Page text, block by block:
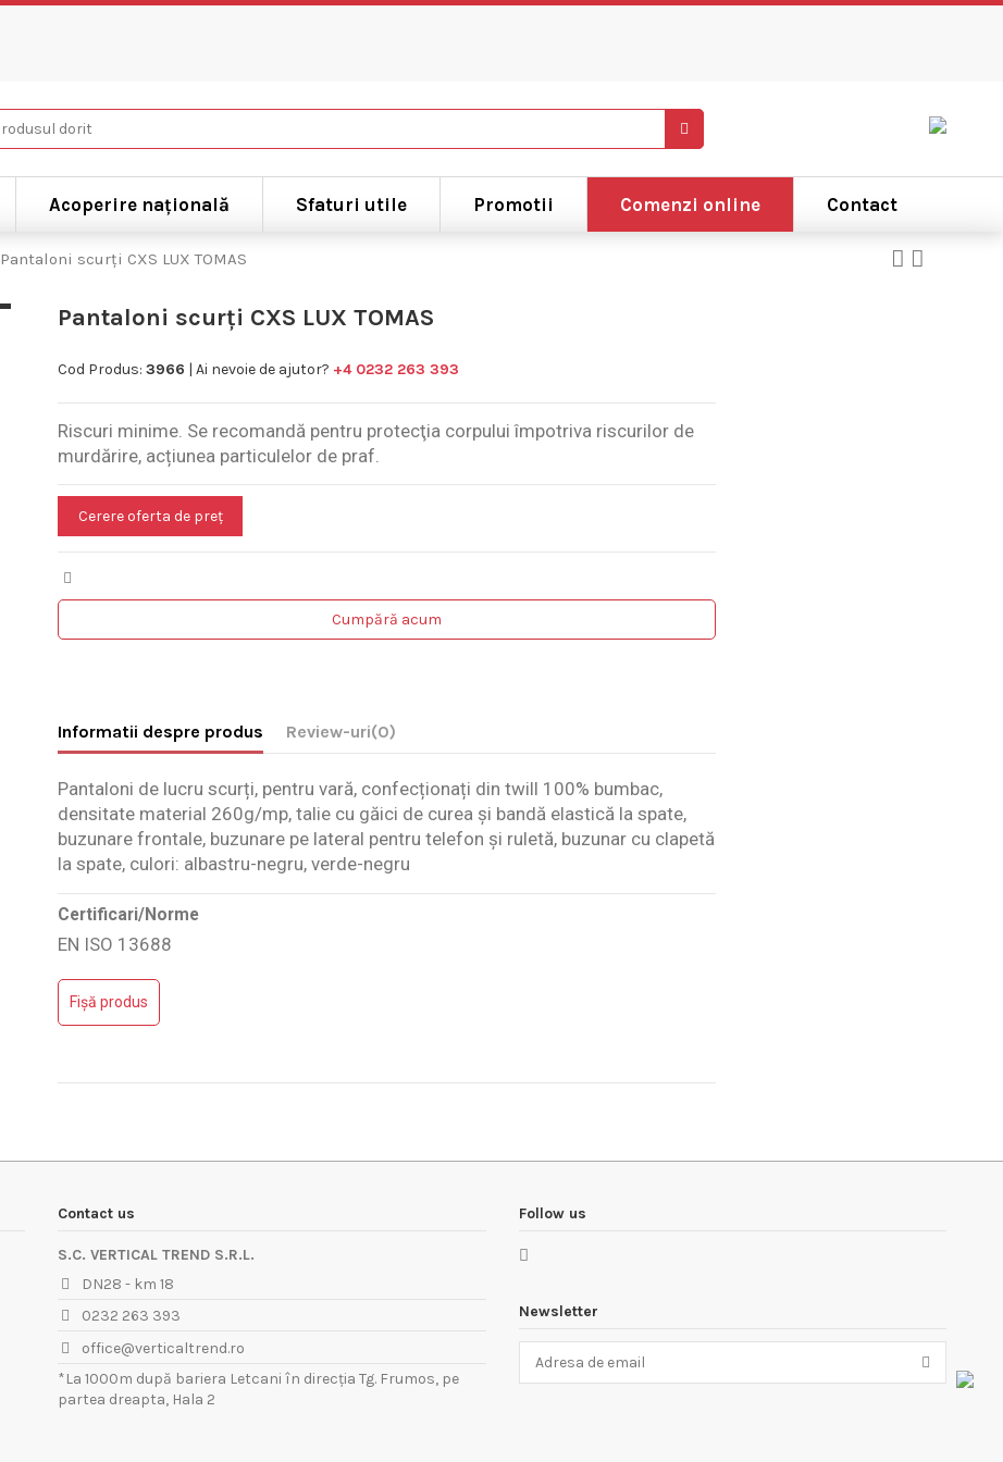
Acoperire națională Sfaturi utile Promotii Comenzi online Contact
Pantaloni scurți CXS LUX TOMAS
Pantaloni scurți CXS LUX TOMAS
Cod Produs: 3966 | Ai nevoie de ajutor? +4 0232 263 393
Riscuri minime. Se recomandă pentru protecţia corpului împotriva riscurilor de
murdărire, acțiunea particulelor de praf.
Cerere oferta de preț
Cumpără acum
Informatii despre produs Review-uri(0)
Pantaloni de lucru scurți, pentru vară, confecționați din twill 100% bumbac,
densitate material 260g/mp, talie cu găici de curea și bandă elastică la spate,
buzunare frontale, buzunare pe lateral pentru telefon și ruletă, buzunar cu clapetă
la spate, culori: albastru-negru, verde-negru
Certificari/Norme
EN ISO 13688
Fișă produs
Contact us
S.C. VERTICAL TREND S.R.L.
DN28 - km 18
0232 263 393
office@verticaltrend.ro
*La 1000m după bariera Letcani în direcția Tg. Frumos, pe
partea dreapta, Hala 2
Follow us
Newsletter